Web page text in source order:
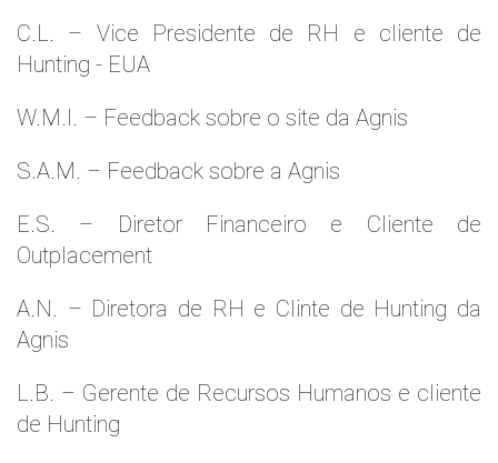
C.L. – Vice Presidente de RH e cliente de
Hunting - EUA
W.M.l. – Feedback sobre o site da Agnis
S.A.M. – Feedback sobre a Agnis
E.S. – Diretor Financeiro e Cliente de
Outplacement
A.N. – Diretora de RH e Clinte de Hunting da
Agnis
L.B. – Gerente de Recursos Humanos e cliente
de Hunting